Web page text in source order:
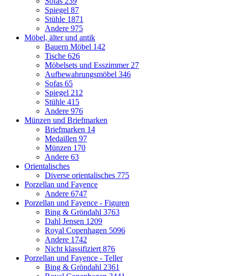
Spiegel 87
Stühle 1871
Andere 975
Möbel, älter und antik
Bauern Möbel 142
Tische 626
Möbelsets und Esszimmer 27
Aufbewahrungsmöbel 346
Sofas 65
Spiegel 212
Stühle 415
Andere 976
Münzen und Briefmarken
Briefmarken 14
Medaillen 97
Münzen 170
Andere 63
Orientalisches
Diverse orientalisches 775
Porzellan und Fayence
Andere 6747
Porzellan und Fayence - Figuren
Bing & Gröndahl 3763
Dahl Jensen 1209
Royal Copenhagen 5096
Andere 1742
Nicht klassifiziert 876
Porzellan und Fayence - Teller
Bing & Gröndahl 2361